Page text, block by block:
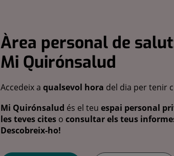
Àrea personal de
Mi Quirónsalud
Accedeix a qualsevol hora del dia per tenir
Mi Quirónsalud és el teu espai personal
les teves cites o consultar els teus
Descobreix-ho!